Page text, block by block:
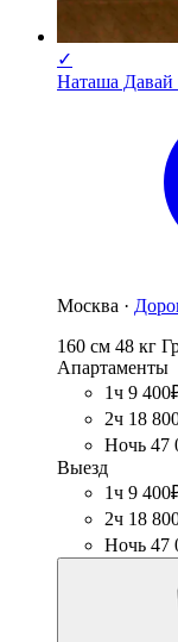
✓
Наташа Давай
Москва ·
160 см 48 кг
Апартаменты
1ч 9
2ч 18
Ночь 47
Выезд
1ч 9
2ч 18
Ночь 47